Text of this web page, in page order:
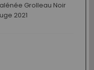
Grolleau Noir
2021